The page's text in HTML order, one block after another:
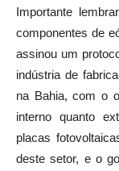
Importante
componentes de
assinou um
indústria de
na Bahia, com o
interno quanto
placas
deste setor, e o